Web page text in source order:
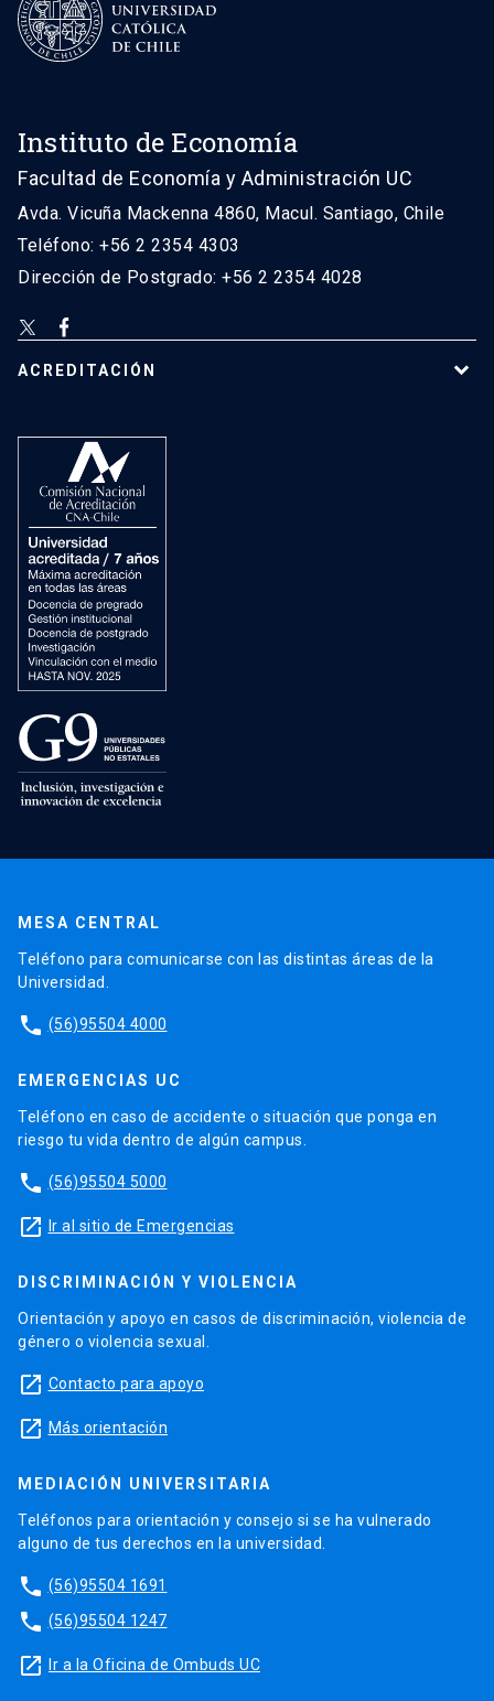
Instituto de Economía
Facultad de Economía y Administración UC
Avda. Vicuña Mackenna 4860, Macul. Santiago, Chile
Teléfono: +56 2 2354 4303
Dirección de Postgrado: +56 2 2354 4028
ACREDITACIÓN
MESA CENTRAL
Teléfono para comunicarse con las distintas áreas de la
Universidad.
phone (56)95504 4000
EMERGENCIAS UC
Teléfono en caso de accidente o situación que ponga en
riesgo tu vida dentro de algún campus.
phone (56)95504 5000
launch Ir al sitio de Emergencias
DISCRIMINACIÓN Y VIOLENCIA
Orientación y apoyo en casos de discriminación, violencia de
género o violencia sexual.
launch Contacto para apoyo
launch Más orientación
MEDIACIÓN UNIVERSITARIA
Teléfonos para orientación y consejo si se ha vulnerado
alguno de tus derechos en la universidad.
phone (56)95504 1691
phone (56)95504 1247
launch Ir a la Oficina de Ombuds UC